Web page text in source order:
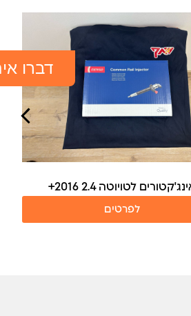
למיצובישי טרייטון 2.4
לפרטים
דברו